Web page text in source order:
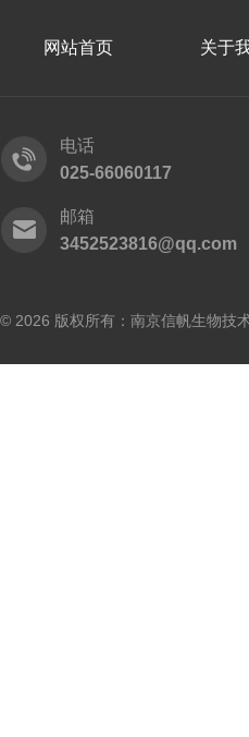
网站首页 关于
电话
025-66060117
邮箱
3452523816@qq.com
© 2026 版权所有：南京信帆生物技